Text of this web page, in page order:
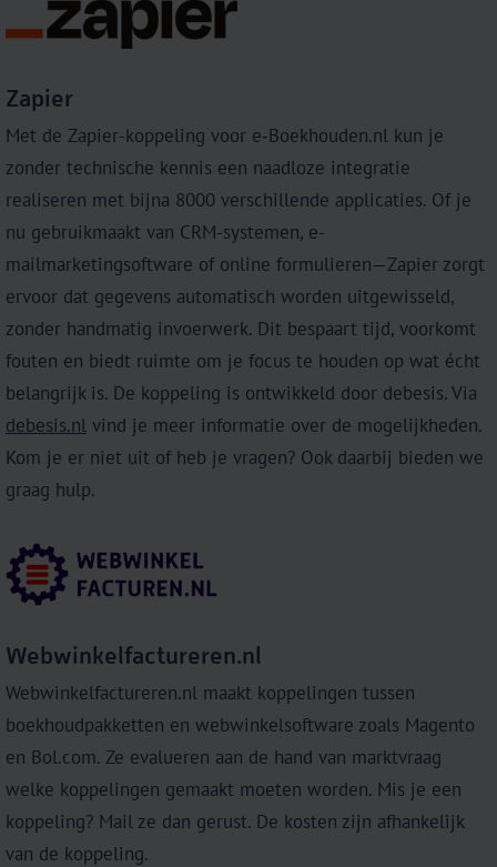
Zapier
Met de Zapier-koppeling voor e‑Boekhouden.nl kun je
zonder technische kennis een naadloze integratie
realiseren met bijna 8000 verschillende applicaties. Of je
nu gebruikmaakt van CRM-systemen, e-
mailmarketingsoftware of online formulieren—Zapier zorgt
ervoor dat gegevens automatisch worden uitgewisseld,
zonder handmatig invoerwerk. Dit bespaart tijd, voorkomt
fouten en biedt ruimte om je focus te houden op wat écht
belangrijk is. De koppeling is ontwikkeld door debesis. Via
debesis.nl vind je meer informatie over de mogelijkheden.
Kom je er niet uit of heb je vragen? Ook daarbij bieden we
graag hulp.
Webwinkelfactureren.nl
Webwinkelfactureren.nl maakt koppelingen tussen
boekhoudpakketten en webwinkelsoftware zoals Magento
en Bol.com. Ze evalueren aan de hand van marktvraag
welke koppelingen gemaakt moeten worden. Mis je een
koppeling? Mail ze dan gerust. De kosten zijn afhankelijk
van de koppeling.